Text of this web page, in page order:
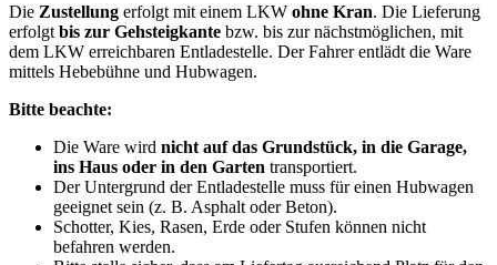
Die Zustellung erfolgt mit einem LKW ohne Kran. Die Lieferung
erfolgt bis zur Gehsteigkante bzw. bis zur nächstmöglichen, mit
dem LKW erreichbaren Entladestelle. Der Fahrer entlädt die Ware
mittels Hebebühne und Hubwagen.
Bitte beachte:
Die Ware wird nicht auf das Grundstück, in die Garage,
ins Haus oder in den Garten transportiert.
Der Untergrund der Entladestelle muss für einen Hubwagen
geeignet sein (z. B. Asphalt oder Beton).
Schotter, Kies, Rasen, Erde oder Stufen können nicht
befahren werden.